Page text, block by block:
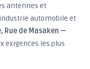
pour des
IATF 16949
— Flexible,
antennes et
automobile et
Rue de Masaken —
exigences les plus